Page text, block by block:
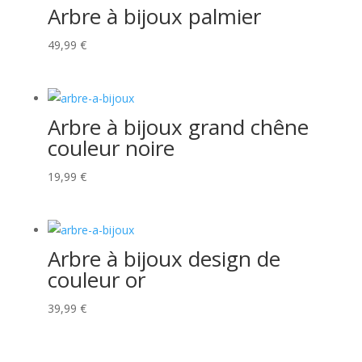
Arbre à bijoux palmier
49,99 €
Arbre à bijoux grand chêne
couleur noire
19,99 €
Arbre à bijoux design de
couleur or
39,99 €